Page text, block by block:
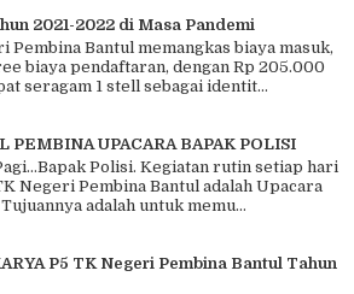
2021-2022 di Masa Pandemi
Pembina Bantul memangkas biaya masuk,
biaya pendaftaran, dengan Rp 205.000
seragam 1 stell sebagai identit...
PEMBINA UPACARA BAPAK POLISI
Polisi. Kegiatan rutin setiap hari
Negeri Pembina Bantul adalah Upacara
adalah untuk memu...
P5 TK Negeri Pembina Bantul Tahun